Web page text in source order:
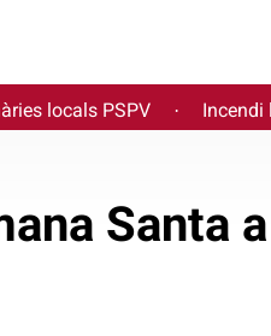
locals PSPV · Incendi
Santa